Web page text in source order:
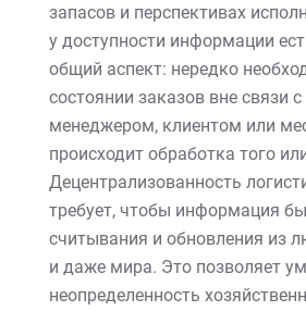
запасов и перспективах
у доступности информации
общий аспект: нередко
состоянии заказов вне связи
менеджером, клиентом или
происходит обработка того
Децентрализованность
требует, чтобы информация
считывания и обновления из
и даже мира. Это позволяет
неопределенность